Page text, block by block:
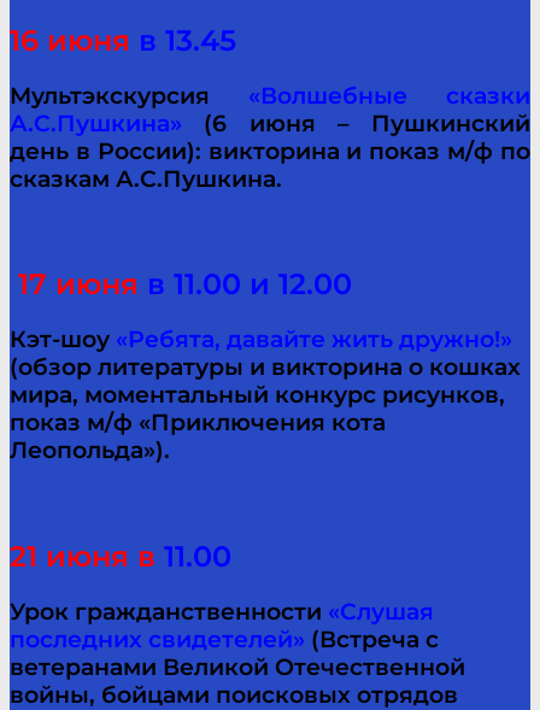
16 июня в 13.45
Мультэкскурсия «Волшебные сказки
А.С.Пушкина» (6 июня – Пушкинский
день в России): викторина и показ м/ф по
сказкам А.С.Пушкина.
17 июня в 11.00 и 12.00
Кэт-шоу «Ребята, давайте жить дружно!»
(обзор литературы и викторина о кошках
мира, моментальный конкурс рисунков,
показ м/ф «Приключения кота
Леопольда»).
21 июня в 11.00
Урок гражданственности «Слушая
последних свидетелей» (Встреча с
ветеранами Великой Отечественной
войны, бойцами поисковых отрядов